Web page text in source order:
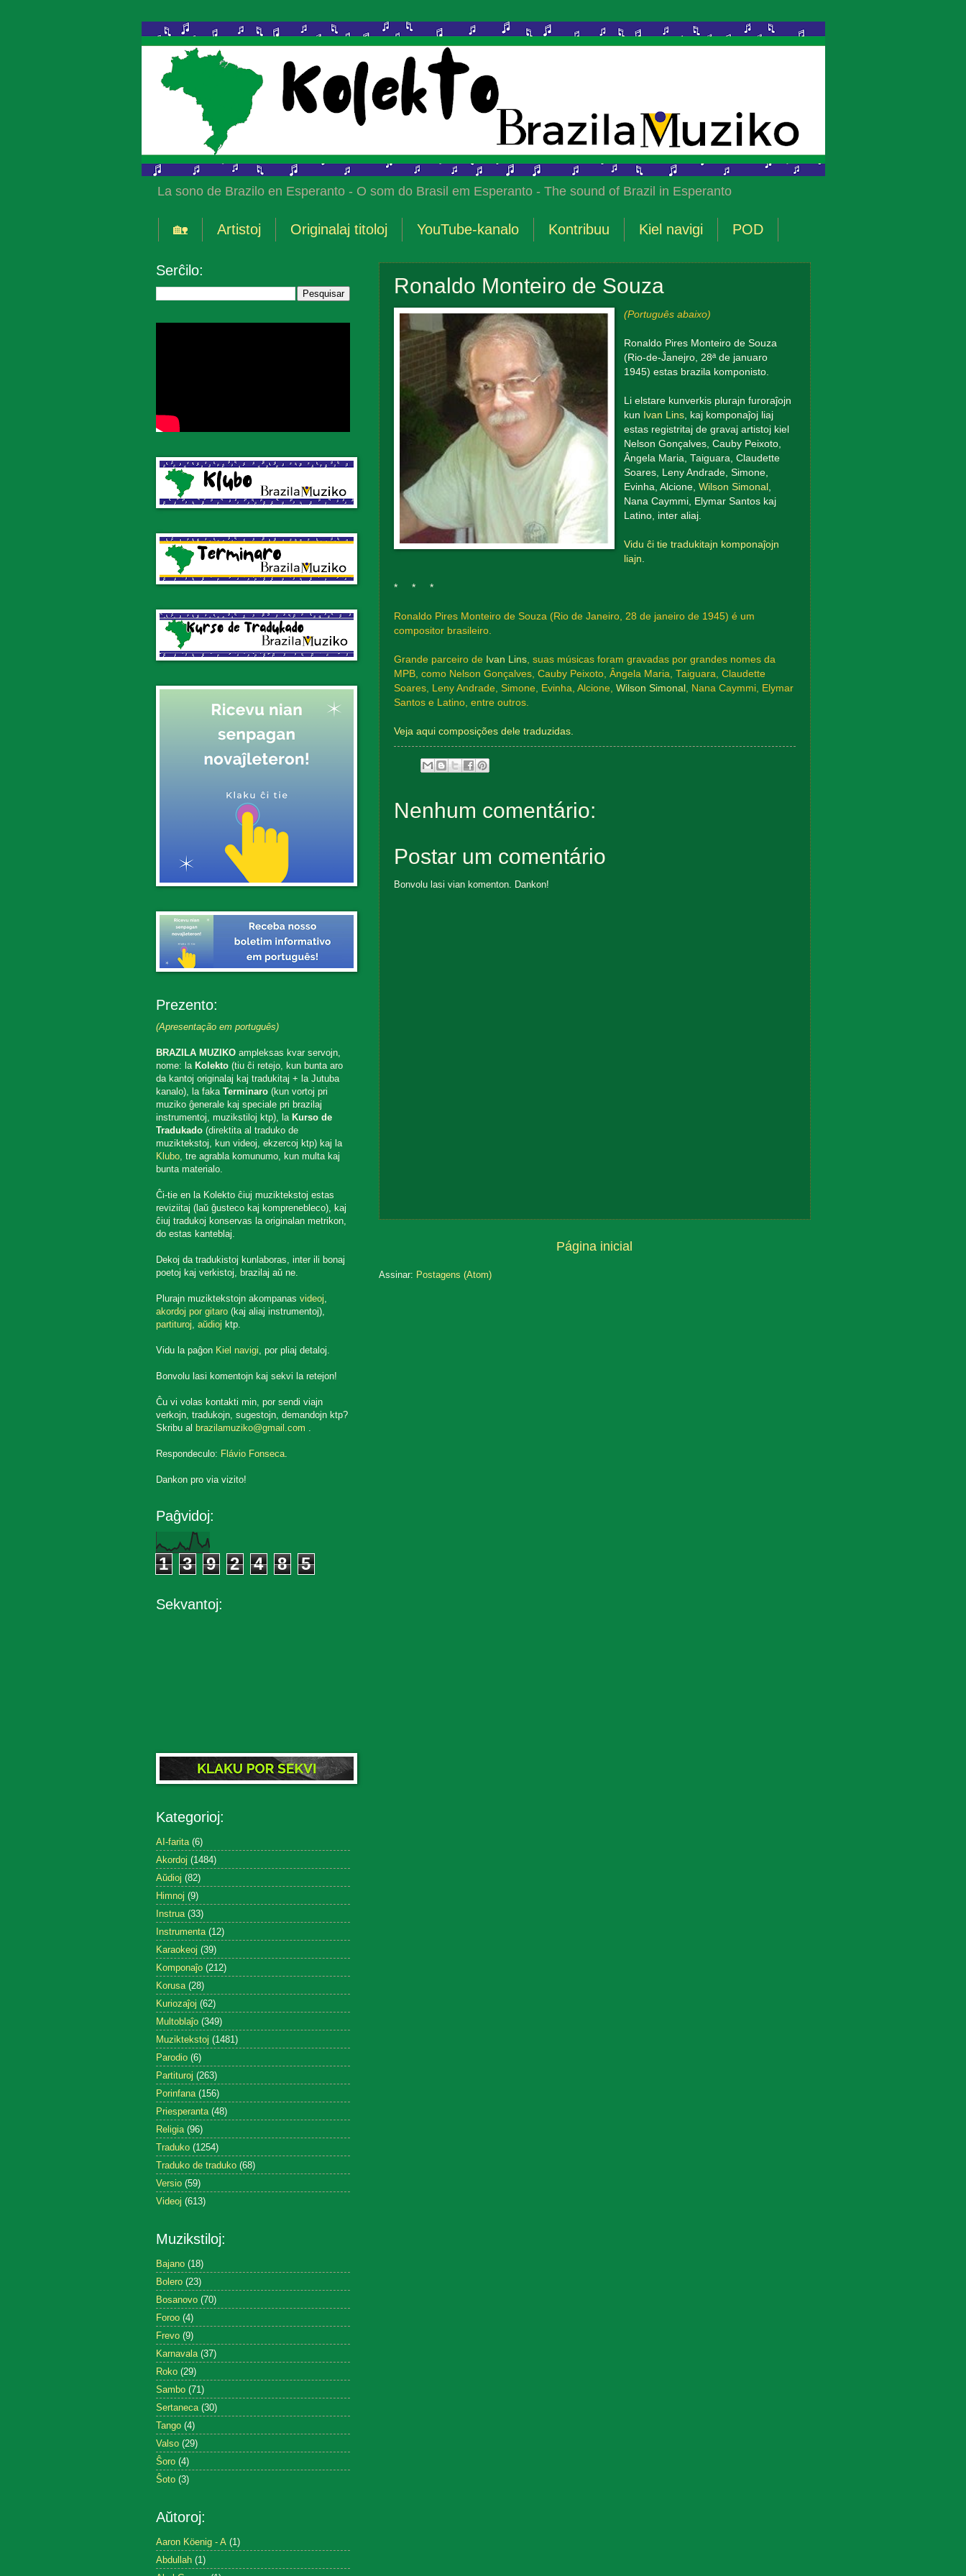
La sono de Brazilo en Esperanto - O som do Brasil em Esperanto - The sound of Brazil in Esperanto
🏡 Artistoj Originalaj titoloj YouTube-kanalo Kontribuu Kiel navigi POD
Ronaldo Monteiro de Souza
(Português abaixo)
Ronaldo Pires Monteiro de Souza
(Rio-de-Ĵanejro, 28ª de januaro
1945) estas brazila komponisto.
Li elstare kunverkis plurajn furoraĵojn
kun Ivan Lins , kaj komponaĵoj liaj
estas registritaj de gravaj artistoj kiel
Nelson Gonçalves, Cauby Peixoto,
Ângela Maria, Taiguara, Claudette
Soares, Leny Andrade, Simone,
Evinha, Alcione,Wilson Simonal
Nana Caymmi, Elymar Santos kaj
Latino, inter aliaj.
Vidu ĉi tie tradukitajn komponaĵojn
liajn
* * *
Ronaldo Pires Monteiro de Souza (Rio de Janeiro, 28 de janeiro de 1945) é um
compositor brasileiro.
Grande parceiro de Ivan Lins, suas músicas foram gravadas por grandes nomes da
MPB, como Nelson Gonçalves, Cauby Peixoto, Ângela Maria, Taiguara, Claudette
Soares, Leny Andrade, Simone, Evinha, Alcione, Wilson Simonal
, Nana Caymmi, Elymar
Santos e Latino, entre outros.
Veja aqui composições dele traduzidas.
Nenhum comentário:
Postar um comentário
Bonvolu lasi vian komenton. Dankon!
Página inicial
Assinar: Postagens (Atom)
Serĉilo:
Prezento:
(Apresentação em português)
BRAZILA MUZIKOampleksas kvar servojn,
nome: la Kolekto(tiu ĉi retejo, kun bunta aro
da kantoj originalaj kaj tradukitaj + la Jutuba
kanalo), la faka Terminaro(kun vortoj pri
muziko ĝenerale kaj speciale pri brazilaj
instrumentoj, muzikstiloj ktp), la Kurso de
Tradukado(direktita al traduko de
muziktekstoj, kun videoj, ekzercoj ktp) kaj la
Klubo, tre agrabla komunumo, kun multa kaj
bunta materialo.
Ĉi-tie en la Kolekto ĉiuj muziktekstoj estas
reviziitaj (laŭ ĝusteco kaj komprenebleco), kaj
ĉiuj tradukoj konservas la originalan metrikon,
do estas kanteblaj.
Dekoj da tradukistoj kunlaboras, inter ili bonaj
poetoj kaj verkistoj, brazilaj aŭ ne.
Plurajn muziktekstojn akompanas videoj,
akordoj por gitaro(kaj aliaj instrumentoj),
partituroj, aŭdioj ktp.
Vidu la paĝon Kiel navigi, por pliaj detaloj.
Bonvolu lasi komentojn kaj sekvi la retejon!
Ĉu vi volas kontakti min, por sendi viajn
verkojn, tradukojn, sugestojn, demandojn ktp?
Skribu al brazilamuziko@gmail.com .
Respondeculo: Flávio Fonseca.
Dankon pro via vizito!
Paĝvidoj:
1 3 9 2 4 8 5
Sekvantoj:
Kategorioj:
AI-farita (6)
Akordoj (1484)
Aŭdioj (82)
Himnoj (9)
Instrua (33)
Instrumenta (12)
Karaokeoj (39)
Komponaĵo (212)
Korusa (28)
Kuriozaĵoj (62)
Multoblaĵo (349)
Muziktekstoj (1481)
Parodio (6)
Partituroj (263)
Porinfana (156)
Priesperanta (48)
Religia (96)
Traduko (1254)
Traduko de traduko (68)
Versio (59)
Videoj (613)
Muzikstiloj:
Bajano (18)
Bolero (23)
Bosanovo (70)
Foroo (4)
Frevo (9)
Karnavala (37)
Roko (29)
Sambo (71)
Sertaneca (30)
Tango (4)
Valso (29)
Ŝoro (4)
Ŝoto (3)
Aŭtoroj:
Aaron Köenig - A (1)
Abdullah (1)